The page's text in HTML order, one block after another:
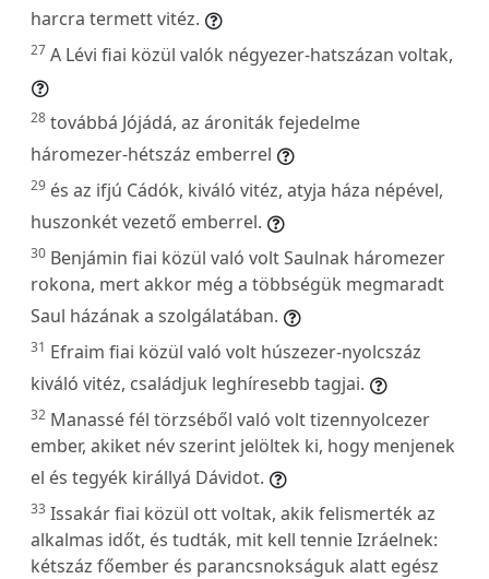
harcra termett vitéz.
27 A Lévi fiai közül valók négyezer-hatszázan voltak,
28 továbbá Jójádá, az ároniták fejedelme
háromezer-hétszáz emberrel
29 és az ifjú Cádók, kiváló vitéz, atyja háza népével,
huszonkét vezető emberrel.
30 Benjámin fiai közül való volt Saulnak háromezer
rokona, mert akkor még a többségük megmaradt
Saul házának a szolgálatában.
31 Efraim fiai közül való volt húszezer-nyolcszáz
kiváló vitéz, családjuk leghíresebb tagjai.
32 Manassé fél törzséből való volt tizennyolcezer
ember, akiket név szerint jelöltek ki, hogy menjenek
el és tegyék királlyá Dávidot.
33 Issakár fiai közül ott voltak, akik felismerték az
alkalmas időt, és tudták, mit kell tennie Izráelnek:
kétszáz főember és parancsnokságuk alatt egész